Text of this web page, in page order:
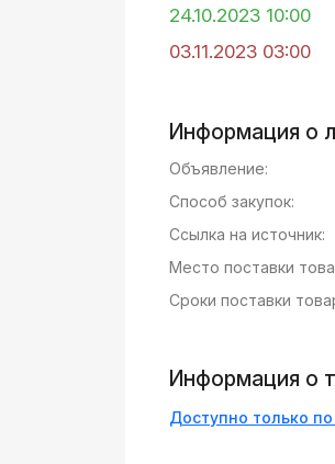
24.10.2023 10:00
03.11.2023 03:00
Информация о
Объявление:
Способ закупок:
Ссылка на источник:
Место поставки
Сроки поставки
Информация о
Доступно только